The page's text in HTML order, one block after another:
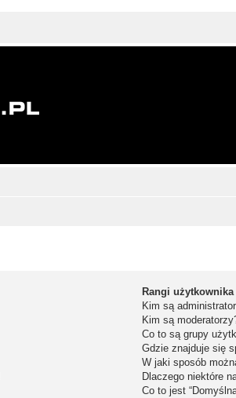
Rangi
Kim są
Kim są
Co to są grupy
Gdzie znajduje się
W jaki sposób
Dlaczego niektóre
Co to jest